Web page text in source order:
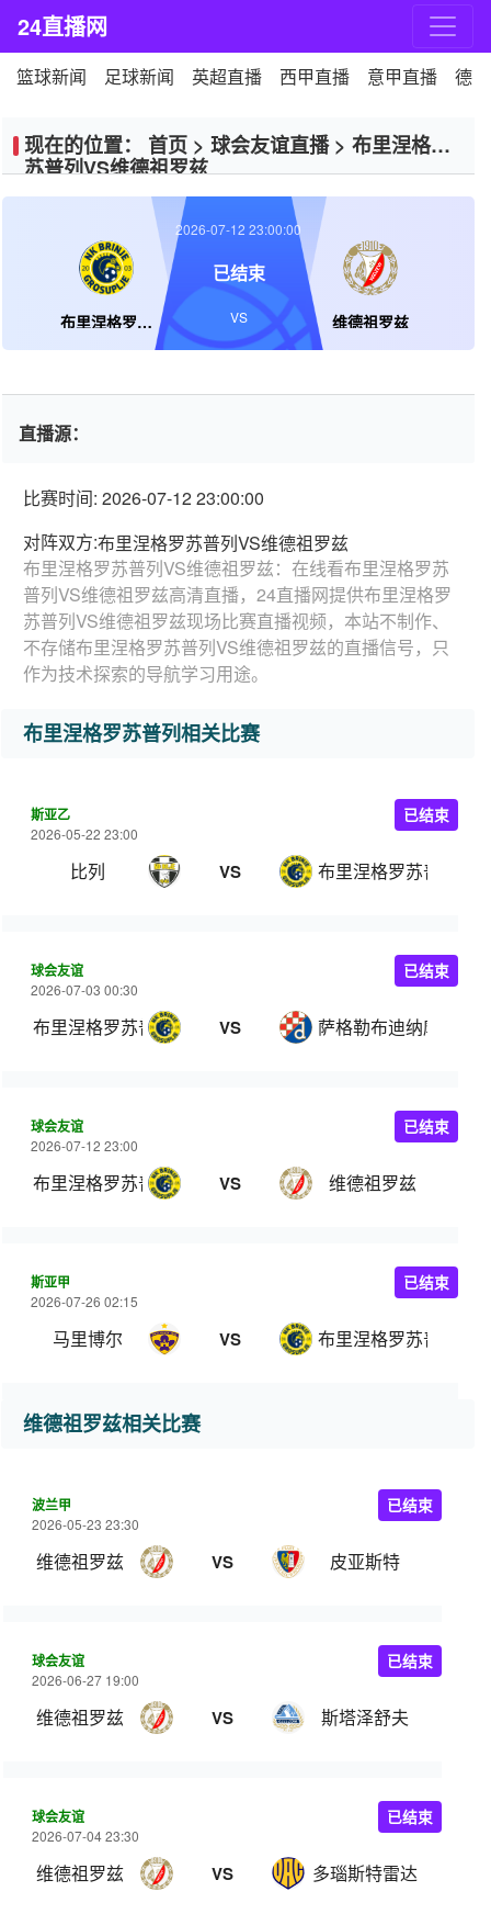
24直播网
篮球新闻 足球新闻 英超直播 西甲直播 意甲直播 德
现在的位置： 首页 > 球会友谊直播> 布里涅格罗
苏普列VS维德祖罗兹
布里涅格罗苏普列 维德祖罗兹
2026-07-12 23:00:00
已结束
VS
直播源：
比赛时间: 2026-07-12 23:00:00
对阵双方:布里涅格罗苏普列VS维德祖罗兹
布里涅格罗苏普列VS维德祖罗兹：在线看布里涅格罗苏
普列VS维德祖罗兹高清直播，24直播网提供布里涅格罗
苏普列VS维德祖罗兹现场比赛直播视频，本站不制作、
不存储布里涅格罗苏普列VS维德祖罗兹的直播信号，只
作为技术探索的导航学习用途。
布里涅格罗苏普列相关比赛
斯亚乙
2026-05-22 23:00
比列 VS 布里涅格罗苏普列
已结束
球会友谊
2026-07-03 00:30
布里涅格罗苏普列 VS 萨格勒布迪纳摩
已结束
球会友谊
2026-07-12 23:00
布里涅格罗苏普列 VS 维德祖罗兹
已结束
斯亚甲
2026-07-26 02:15
马里博尔 VS 布里涅格罗苏普列
已结束
维德祖罗兹相关比赛
波兰甲
2026-05-23 23:30
维德祖罗兹 VS 皮亚斯特
已结束
球会友谊
2026-06-27 19:00
维德祖罗兹 VS 斯塔泽舒夫
已结束
球会友谊
2026-07-04 23:30
维德祖罗兹 VS 多瑙斯特雷达
已结束